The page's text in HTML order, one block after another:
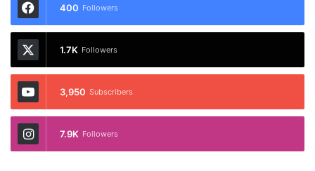
400 Followers
1.7K Followers
3,950 Subscribers
7.9K Followers